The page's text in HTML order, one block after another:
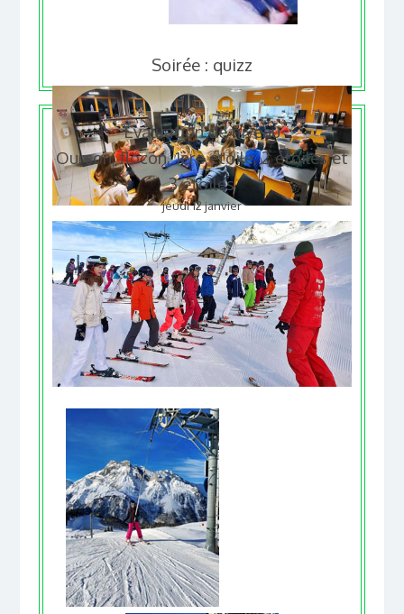
Soirée : quizz
Évaluation de niveau
Ourson, flocon, 1ère étoile, 2 étoiles et
3 étoiles
jeudi 12 janvier